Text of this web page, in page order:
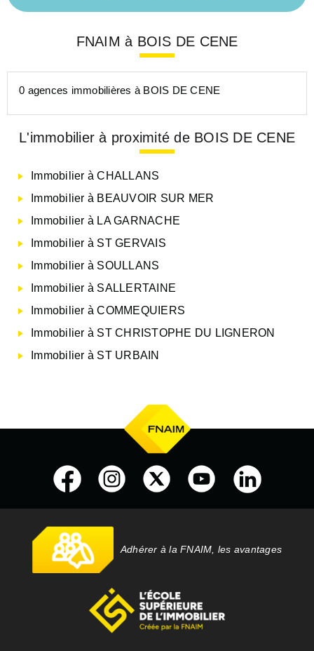
FNAIM à BOIS DE CENE
0 agences immobilières à BOIS DE CENE
L'immobilier à proximité de BOIS DE CENE
Immobilier à CHALLANS
Immobilier à BEAUVOIR SUR MER
Immobilier à LA GARNACHE
Immobilier à ST GERVAIS
Immobilier à SOULLANS
Immobilier à SALLERTAINE
Immobilier à COMMEQUIERS
Immobilier à ST CHRISTOPHE DU LIGNERON
Immobilier à ST URBAIN
Adhérer à la FNAIM, les avantages